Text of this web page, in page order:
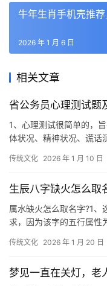
牛年生肖手机壳推
2026 年 1 月 6 日
相关文章
省公务员心理测试题
1、心理测试很简单的，
体状况、精神状况、谎话
传统文化 2026 年 1 月 10 日
生辰八字缺火怎么取
属水缺火怎么取名字?1、
求，因为该字的五行属性
传统文化 2026 年 1 月 20 日
梦见一直在关灯，老